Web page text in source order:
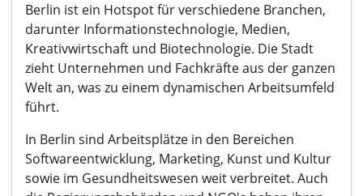
Berlin ist ein Hotspot für verschiedene Branchen,
darunter Informationstechnologie, Medien,
Kreativwirtschaft und Biotechnologie. Die Stadt
zieht Unternehmen und Fachkräfte aus der ganzen
Welt an, was zu einem dynamischen Arbeitsumfeld
führt.
In Berlin sind Arbeitsplätze in den Bereichen
Softwareentwicklung, Marketing, Kunst und Kultur
sowie im Gesundheitswesen weit verbreitet. Auch